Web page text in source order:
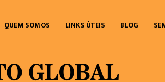
QUEM SOMOS LINKS ÚTEIS BLOG